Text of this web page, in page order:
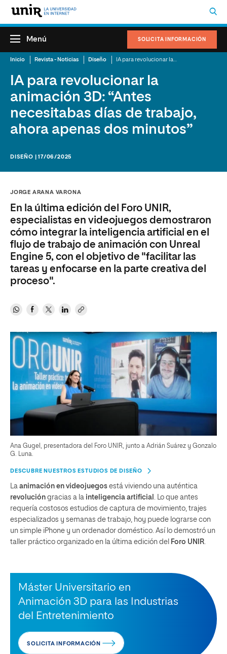
SOLICITA INFORMACIÓN
Menú
Inicio Revista - Noticias Diseño
IA para revolucionar la
animación 3D: “Antes
necesitabas días de trabajo,
ahora apenas dos minutos”
DISEÑO | 17/06/2025
JORGE ARANA VARONA
En la última edición del Foro UNIR,
especialistas en videojuegos demostraron
cómo integrar la inteligencia artificial en el
flujo de trabajo de animación con Unreal
Engine 5, con el objetivo de "facilitar las
tareas y enfocarse en la parte creativa del
proceso".
Ana Gugel, presentadora del Foro UNIR, junto a Adrián Suárez y Gonzalo
G. Luna.
DESCUBRE NUESTROS ESTUDIOS DE DISEÑO
La animación en videojuegos está viviendo una auténtica
revolución gracias a la inteligencia artificial . Lo que antes
requería costosos estudios de captura de movimiento, trajes
especializados y semanas de trabajo, hoy puede lograrse con
un simple iPhone y un ordenador doméstico. Así lo demostró un
taller práctico organizado en la última edición del Foro UNIR.
Máster Universitario en
Animación 3D para las Industrias
del Entretenimiento
SOLICITA INFORMACIÓN